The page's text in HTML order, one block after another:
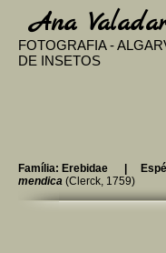
​Ana
FOTOGRAFIA -
DE INSETOS
Família: Erebidae |
mendica (Clerck, 1759)